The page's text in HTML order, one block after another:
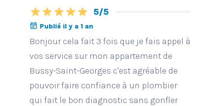
starstarstarstarstar 5/5
event_note Publié il y a 1 an
Bonjour cela fait 3 fois que je fais appel à
vos service sur mon appartement de
Bussy-Saint-Georges c'est agréable de
pouvoir faire confiance à un plombier
qui fait le bon diagnostic sans gonfler